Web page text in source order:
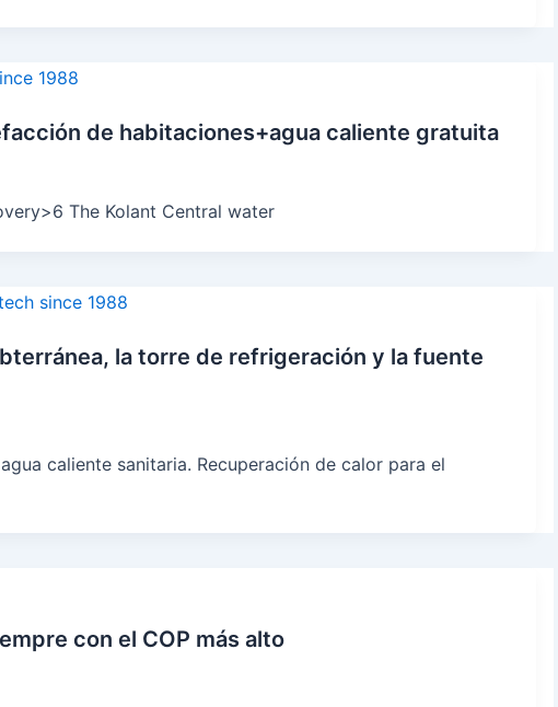
de habitaciones+agua caliente gratuita
The Kolant Central water
la torre de refrigeración y la fuente
caliente sanitaria. Recuperación de calor para el
con el COP más alto